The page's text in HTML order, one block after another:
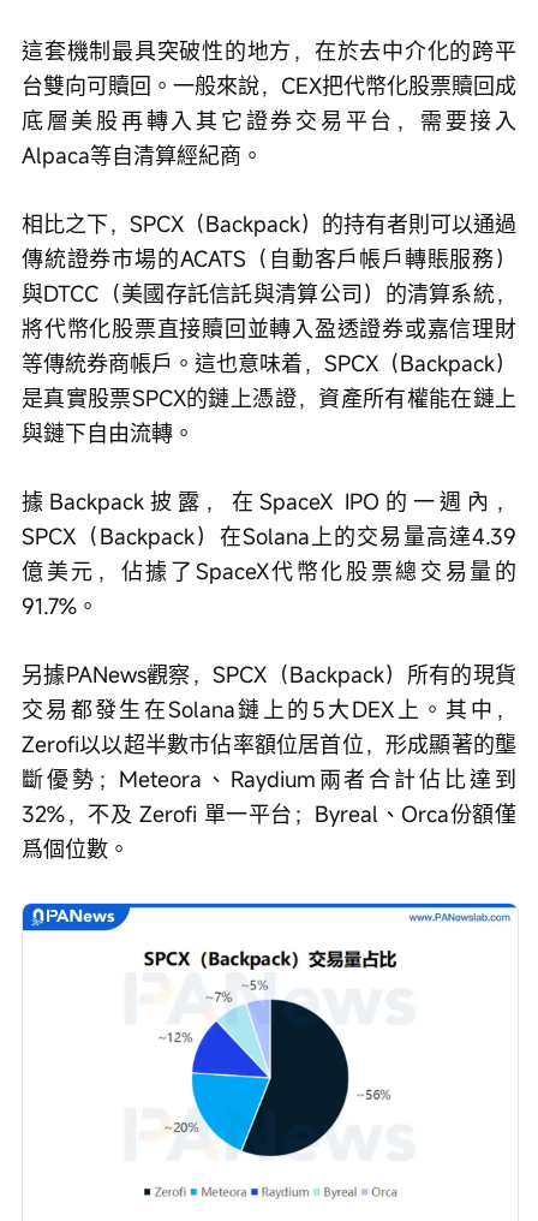
這套機制最具突破性的地方，在於去中介化的跨平
台雙向可贖回。 一般來說，CEX把代幣化股票贖回成
底層美股再轉入其它證券交易平台，需要接入
Alpaca等自清算經紀商。
相比之下，SPCX（Backpack）的持有者則可以通過
傳統證券市場的ACATS（自動客戶帳戶轉賬服務）
與DTCC（美國存託信託與清算公司）的清算系統，
將代幣化股票直接贖回並轉入盈透證券或嘉信理財
等傳統券商帳戶。這也意味着， SPCX（Backpack）
是真實股票SPCX的鏈上憑證，資產所有權能在鏈上
與鏈下自由流轉。
據Backpack披露，在SpaceX IPO的一週內，
SPCX（Backpack）在Solana上的交易量高達4.39
億美元，佔據了SpaceX代幣化股票總交易量的
91.7%。
另據PANews觀察，SPCX（Backpack）所有的現貨
交易都發生在Solana鏈上的5大DEX上。其中，
Zerofi以以超半數市佔率額位居首位，形成顯著的壟
斷優勢；Meteora、Raydium兩者合計佔比達到
32%，不及 Zerofi 單一平台；Byreal、Orca份額僅
爲個位數。